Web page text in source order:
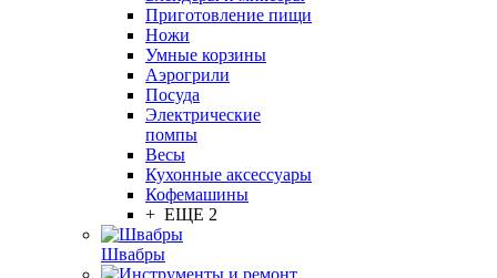
Приготовление пищи
Ножи
Умные корзины
Аэрогрили
Посуда
Электрические
помпы
Весы
Кухонные аксессуары
Кофемашины
+ ЕЩЕ 2
Швабры